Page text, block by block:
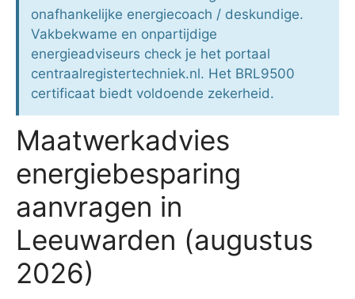
onafhankelijke energiecoach / deskundige.
Vakbekwame en onpartijdige
energieadviseurs check je het portaal
centraalregistertechniek.nl. Het BRL9500
certificaat biedt voldoende zekerheid.
Maatwerkadvies
energiebesparing
aanvragen in
Leeuwarden (augustus
2026)